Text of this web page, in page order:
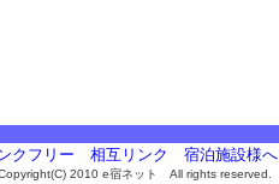
クフリー 相互リンク 宿泊施設様へ
2010 e宿ネット All rights reserved.